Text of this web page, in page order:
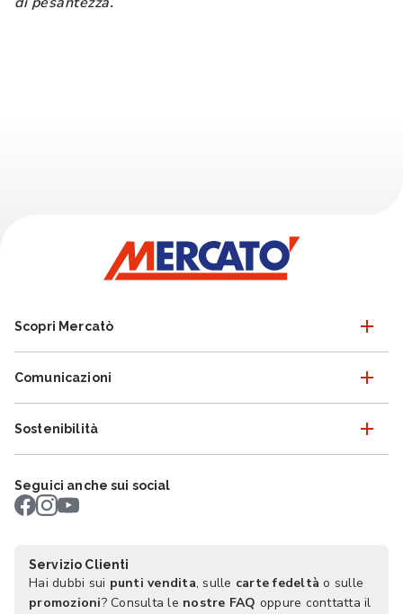
Scopri Mercatò
Comunicazioni
Sostenibilità
Seguici anche sui social
Servizio Clienti
Hai dubbi sui punti vendita, sulle carte fedeltà o sulle
promozioni? Consulta le nostre FAQ oppure conttatta il